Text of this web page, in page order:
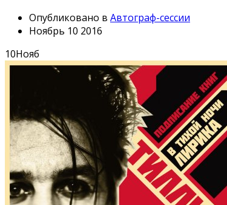
Опубликовано в Автограф-сессии
Ноябрь 10 2016
10Нояб